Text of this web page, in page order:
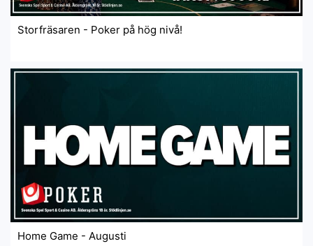
Storfräsaren - Poker på hög nivå!
Home Game - Augusti